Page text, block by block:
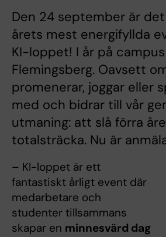
Den 24 september är
årets mest energifyllda
KI-loppet! I år på campus
Flemingsberg. Oavsett
promenerar, joggar eller
med och bidrar till vår
utmaning: att slå förra
totalsträcka. Nu är
– KI-loppet är ett
fantastiskt årligt event där
medarbetare och
studenter tillsammans
skapar en minnesvärd dag